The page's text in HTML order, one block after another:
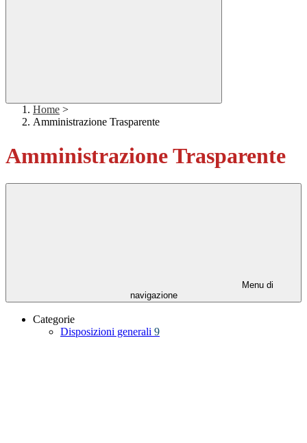
Home >
Amministrazione Trasparente
Amministrazione Trasparente
Menu di
navigazione
Categorie
Disposizioni generali 9